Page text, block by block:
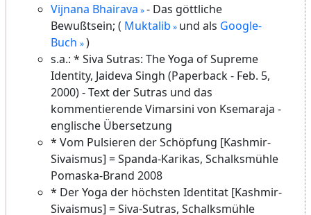
Vijnana Bhairava - Das göttliche
Bewußtsein; ( Muktalib und als Google-
Buch
)
s.a.: * Siva Sutras: The Yoga of Supreme
Identity, Jaideva Singh (Paperback - Feb. 5,
2000) - Text der Sutras und das
kommentierende Vimarsini von Ksemaraja -
englische Übersetzung
* Vom Pulsieren der Schöpfung [Kashmir-
Sivaismus] = Spanda-Karikas, Schalksmühle
Pomaska-Brand 2008
* Der Yoga der höchsten Identitat [Kashmir-
Sivaismus] = Siva-Sutras, Schalksmühle